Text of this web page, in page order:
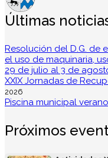
Últimas
Resolución del D.G. de
el uso de maquinaria,
29 de julio al 3 de
XXIX Jornadas de
2026
Piscina municipal
Próximos